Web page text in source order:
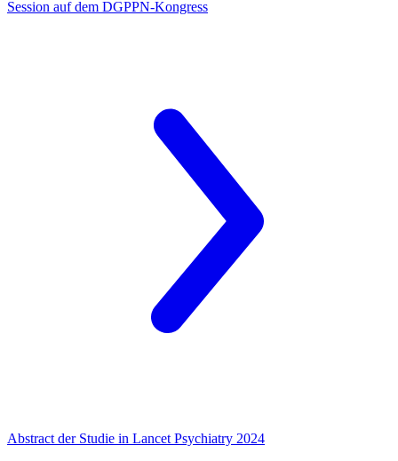
Session auf dem DGPPN-Kongress
Abstract der Studie in Lancet Psychiatry 2024